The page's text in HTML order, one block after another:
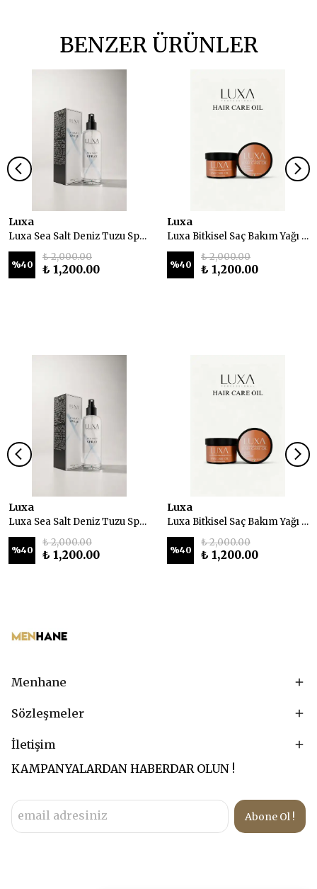
BENZER ÜRÜNLER
Luxa
Luxa Sea Salt Deniz Tuzu Spreyi 200 ml
%40
₺ 2,000.00
₺ 1,200.00
Luxa
Luxa Bitkisel Saç Bakım Yağı 230 ml
%40
₺ 2,000.00
₺ 1,200.00
Luxa
Luxa Sea Salt Deniz Tuzu Spreyi 200 ml
%40
₺ 2,000.00
₺ 1,200.00
Luxa
Luxa Bitkisel Saç Bakım Yağı 230 ml
%40
₺ 2,000.00
₺ 1,200.00
Menhane
Sözleşmeler
İletişim
KAMPANYALARDAN HABERDAR OLUN !
Abone Ol !